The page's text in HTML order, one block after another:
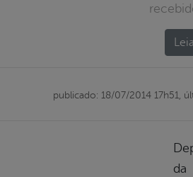
publicado: 18/07/2014 17h51,
da